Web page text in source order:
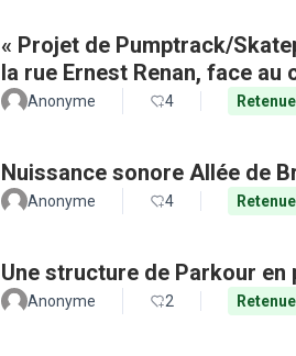
« Projet de Pumptrack/
la rue Ernest Renan, face au
Anonyme 4 Retenue
Nuissance sonore Allée de
Anonyme 4 Retenue
Une structure de Parkour en
Anonyme 2 Retenue